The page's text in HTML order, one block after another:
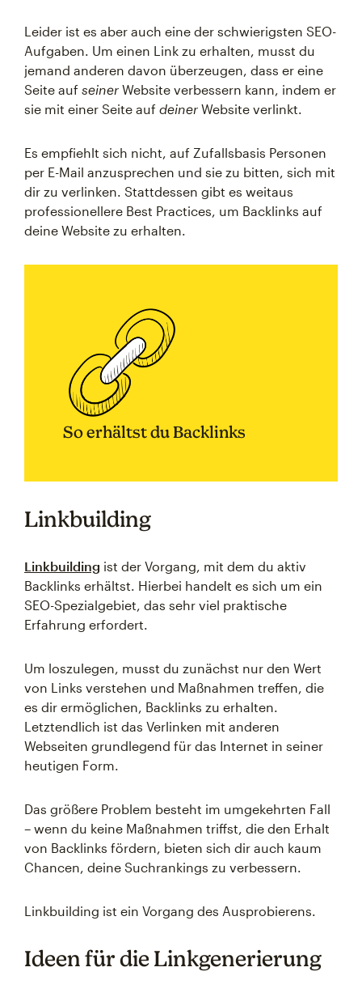
Leider ist es aber auch eine der schwierigsten SEO-
Aufgaben. Um einen Link zu erhalten, musst du
jemand anderen davon überzeugen, dass er eine
Seite auf seiner Website verbessern kann, indem er
sie mit einer Seite auf deiner Website verlinkt.
Es empfiehlt sich nicht, auf Zufallsbasis Personen
per E-Mail anzusprechen und sie zu bitten, sich mit
dir zu verlinken. Stattdessen gibt es weitaus
professionellere Best Practices, um Backlinks auf
deine Website zu erhalten.
So erhältst du Backlinks
Linkbuilding
Linkbuilding ist der Vorgang, mit dem du aktiv
Backlinks erhältst. Hierbei handelt es sich um ein
SEO-Spezialgebiet, das sehr viel praktische
Erfahrung erfordert.
Um loszulegen, musst du zunächst nur den Wert
von Links verstehen und Maßnahmen treffen, die
es dir ermöglichen, Backlinks zu erhalten.
Letztendlich ist das Verlinken mit anderen
Webseiten grundlegend für das Internet in seiner
heutigen Form.
Das größere Problem besteht im umgekehrten Fall
– wenn du keine Maßnahmen triffst, die den Erhalt
von Backlinks fördern, bieten sich dir auch kaum
Chancen, deine Suchrankings zu verbessern.
Linkbuilding ist ein Vorgang des Ausprobierens.
Ideen für die Linkgenerierung